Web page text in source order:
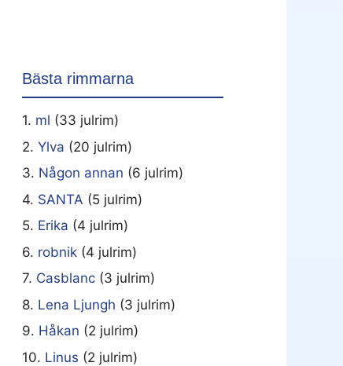
Bästa rimmarna
1. ml (33 julrim)
2. Ylva (20 julrim)
3. Någon annan (6 julrim)
4. SANTA (5 julrim)
5. Erika (4 julrim)
6. robnik (4 julrim)
7. Casblanc (3 julrim)
8. Lena Ljungh (3 julrim)
9. Håkan (2 julrim)
10. Linus (2 julrim)